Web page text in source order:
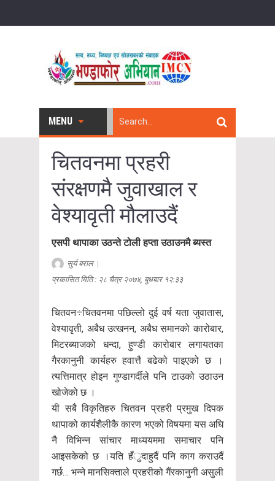
MENU
चितवनमा प्रहरी
संरक्षणमै जुवाखाल र
वेश्यावृती मौलाउदैं
एसपी थापाका उठन्ते टोली हप्ता उठाउनमै ब्यस्त
सुर्य बराल|
प्रकासित मिति : २८ चैत्र २०७४, बुधबार १२:३३
चितवन÷चितवनमा पछिल्लो दुई वर्ष यता जुवातास,
वेश्यावृती, अबैध उत्खनन, अबैध समानको कारोबार,
मिटरब्याजको धन्दा, हुण्डी कारोबार लगायतका
गैरकानुनी कार्यहरु हवात्तै बढेको पाइएको छ ।
त्यत्तिमात्र होइन गुण्डागर्दीले पनि टाउको उठाउन
खोजेको छ ।
यी सबै विकृतिहरु चितवन प्रहरी प्रमुख दिपक
थापाको कार्यशैलीकै कारण भएको विषयमा यस अघि
नै विभिन्न सांचार माध्ययममा समाचार पनि
आइसकेको छ ।यति हँुदाहुदैं पनि काग कराउदैं
गर्छ… भन्ने मानसिक्ताले प्रहरीको गैंरकानुनी असुली